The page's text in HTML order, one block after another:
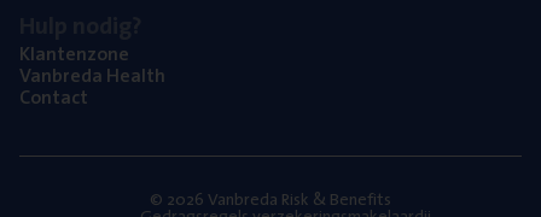
Klan­ten­zo­ne
Van­b­re­da Health
Con­tact
© 2026 Vanbreda Risk & Benefits